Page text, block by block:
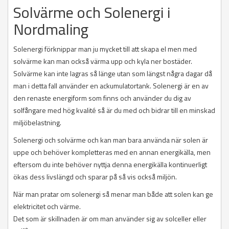
Solvärme och Solenergi i
Nordmaling
Solenergi förknippar man ju mycket till att skapa el men med
solvärme kan man också värma upp och kyla ner bostäder.
Solvärme kan inte lagras så länge utan som längst några dagar då
man i detta fall använder en ackumulatortank. Solenergi är en av
den renaste energiform som finns och använder du dig av
solfångare med hög kvalité så är du med och bidrar till en minskad
miljöbelastning.
Solenergi och solvärme och kan man bara använda när solen är
uppe och behöver kompletteras med en annan energikälla, men
eftersom du inte behöver nyttja denna energikälla kontinuerligt
ökas dess livslängd och sparar på så vis också miljön.
När man pratar om solenergi så menar man både att solen kan ge
elektricitet och värme.
Det som är skillnaden är om man använder sig av solceller eller